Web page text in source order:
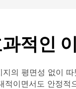
적인
의 평면성 없이
이면서도 안정적